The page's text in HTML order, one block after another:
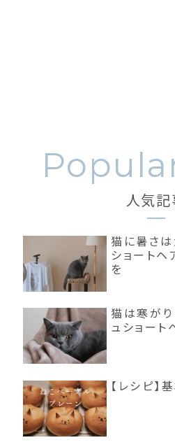
人気記
猫に暑さは
ショート
を
猫は寒がり
ュショート
【レシピ】